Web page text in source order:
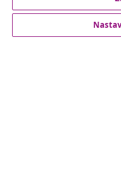
Odstop od pogodbe
Oddaj zahtevek za